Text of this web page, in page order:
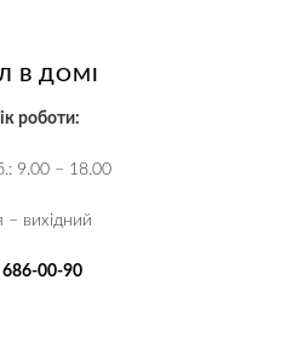
В ДОМІ
роботи:
9.00 – 18.00
– вихідний
686-00-90